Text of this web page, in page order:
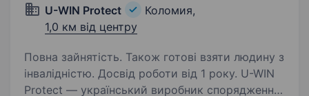
U-WIN Protect
Коломия,
1,0 км від центру
Повна зайнятість. Також готові взяти людину з
інвалідністю. Досвід роботи від 1 року. U-WIN
Protect — український виробник спорядження